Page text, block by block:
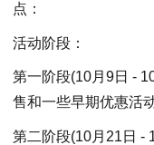
点：
活动阶段：
第一阶段(10月9日 -
售和一些早期优惠活动
第二阶段(10月21日 -